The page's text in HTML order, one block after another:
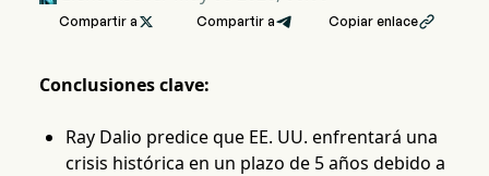
Compartir a  Compartir a Copiar enlace
Conclusiones clave:
Ray Dalio predice que EE. UU. enfrentará una
crisis histórica en un plazo de 5 años debido a